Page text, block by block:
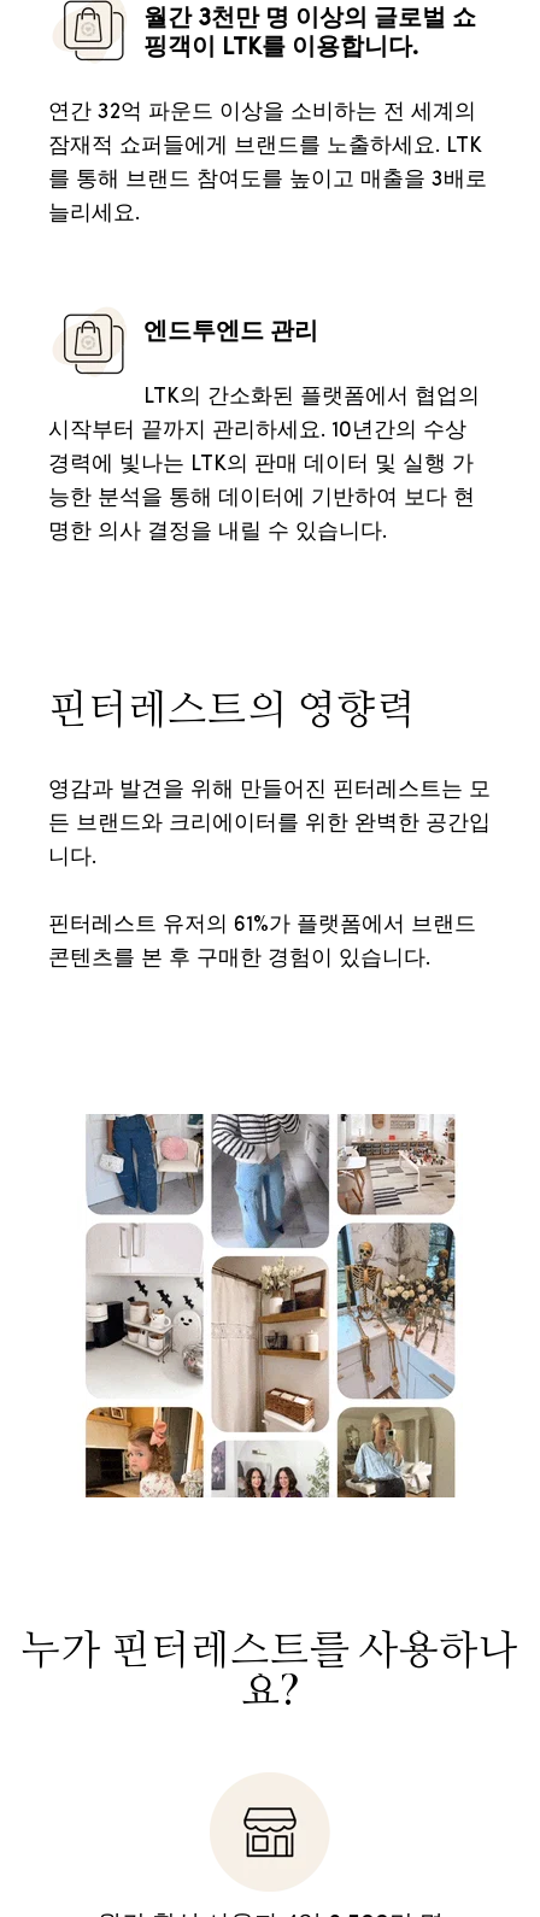
월간 3천만 명 이상의 글로벌 쇼
핑객이 LTK를 이용합니다.
연간 32억 파운드 이상을 소비하는 전 세계의
잠재적 쇼퍼들에게 브랜드를 노출하세요. LTK
를 통해 브랜드 참여도를 높이고 매출을 3배로
늘리세요.
엔드투엔드 관리
LTK의 간소화된 플랫폼에서 협업의
시작부터 끝까지 관리하세요. 10년간의 수상
경력에 빛나는 LTK의 판매 데이터 및 실행 가
능한 분석을 통해 데이터에 기반하여 보다 현
명한 의사 결정을 내릴 수 있습니다.
핀터레스트의 영향력
영감과 발견을 위해 만들어진 핀터레스트는 모
든 브랜드와 크리에이터를 위한 완벽한 공간입
니다.
핀터레스트 유저의 61%가 플랫폼에서 브랜드
콘텐츠를 본 후 구매한 경험이 있습니다.
누가 핀터레스트를 사용하나
요?